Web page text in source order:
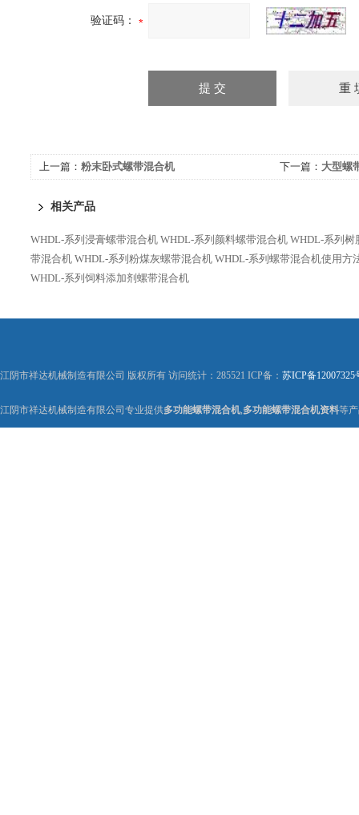
验证码：
上一篇： 粉末卧式螺带混合机 下一篇： 大型螺
相关产品
WHDL-系列浸膏螺带混合机 WHDL-系列颜料螺带混合机 WHDL-系列树
带混合机 WHDL-系列粉煤灰螺带混合机 WHDL-系列螺带混合机使用方
WHDL-系列饲料添加剂螺带混合机
江阴市祥达机械制造有限公司 版权所有 访问统计：285521 ICP备： 苏ICP备12007325
江阴市祥达机械制造有限公司专业提供多功能螺带混合机,多功能螺带混合机资料等